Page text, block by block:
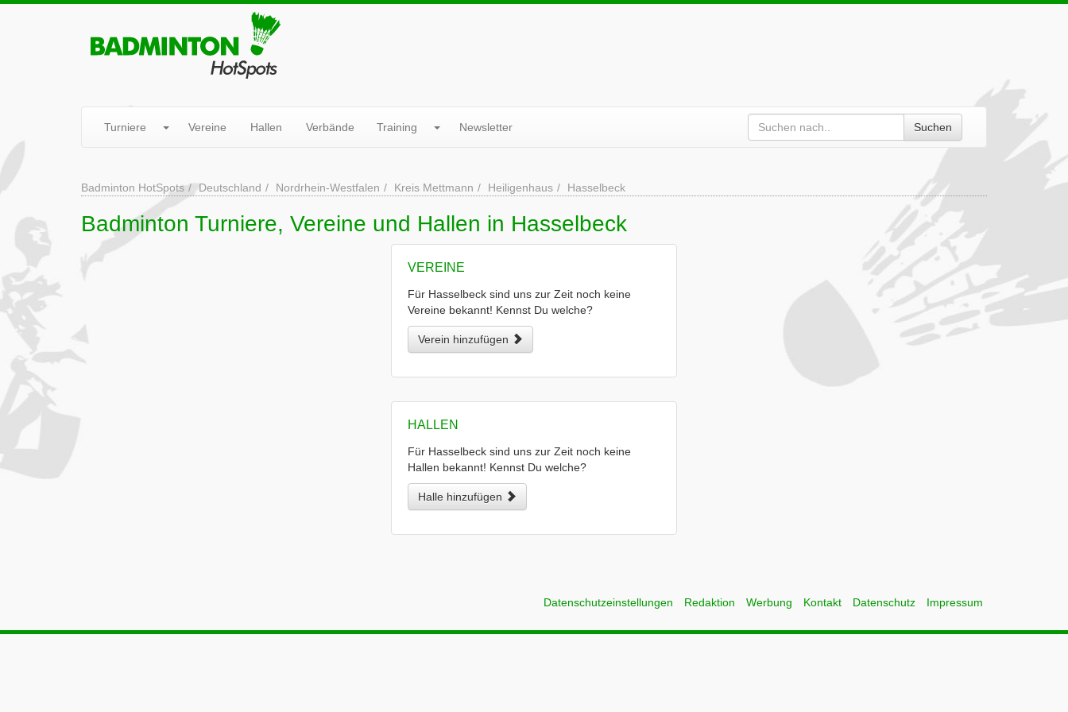
Turniere Vereine Hallen Verbände Training Newsletter Suchen
Badminton HotSpots Deutschland Nordrhein-Westfalen Kreis Mettmann Heiligenhaus Hasselbeck
Badminton Turniere, Vereine und Hallen in Hasselbeck
VEREINE
Für Hasselbeck sind uns zur Zeit noch keine
Vereine bekannt! Kennst Du welche?
Verein hinzufügen
HALLEN
Für Hasselbeck sind uns zur Zeit noch keine
Hallen bekannt! Kennst Du welche?
Halle hinzufügen
Datenschutzeinstellungen Redaktion Werbung Kontakt Datenschutz Impressum